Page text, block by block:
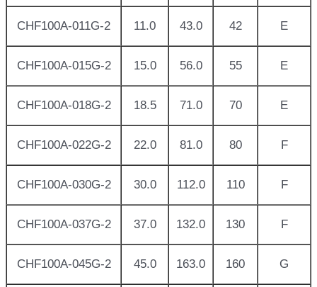
CHF100A-011G-2 11.0 43.0 42 E
CHF100A-015G-2 15.0 56.0 55 E
CHF100A-018G-2 18.5 71.0 70 E
CHF100A-022G-2 22.0 81.0 80 F
CHF100A-030G-2 30.0 112.0 110 F
CHF100A-037G-2 37.0 132.0 130 F
CHF100A-045G-2 45.0 163.0 160 G